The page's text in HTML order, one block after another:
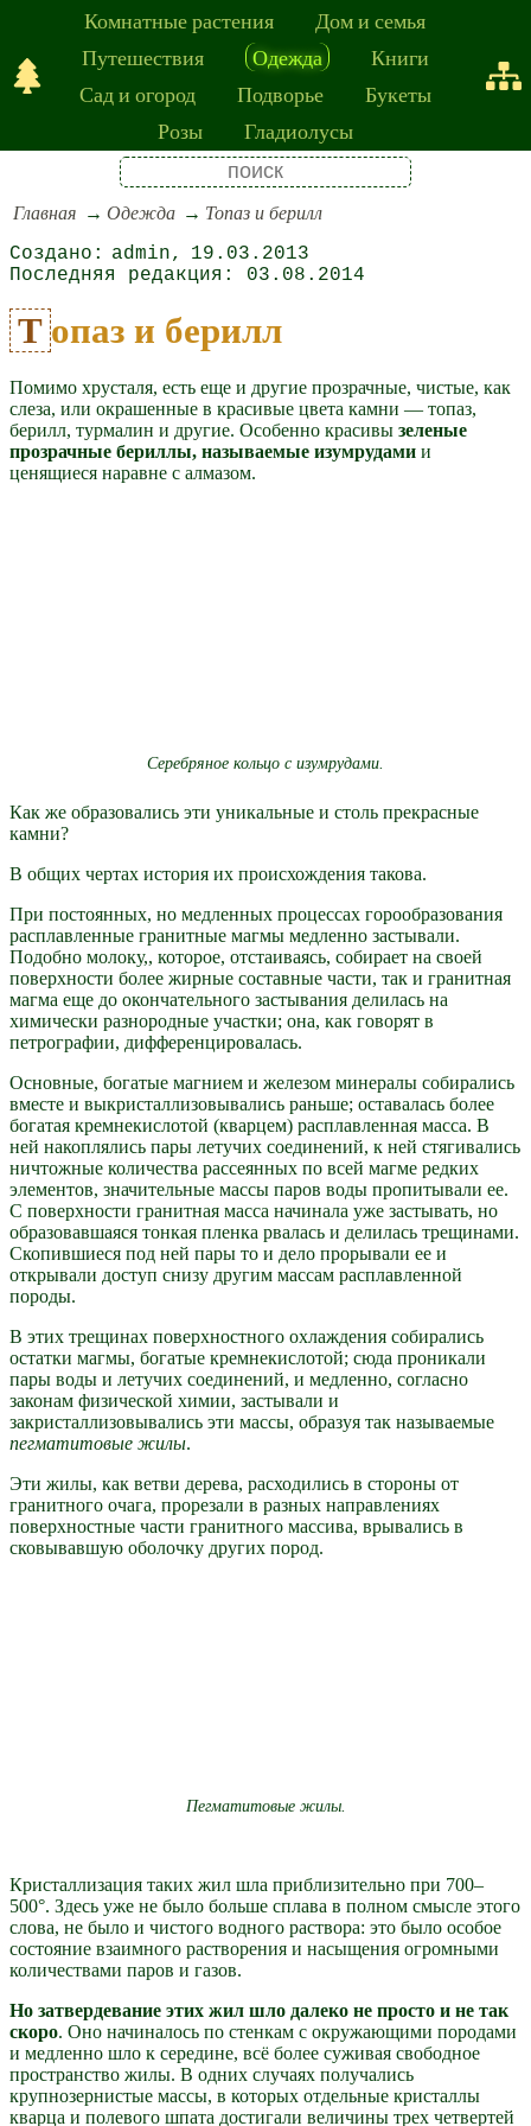
Комнатные растения
Дом и семья
Путешествия
Одежда
Книги
Сад и огород
Подворье
Букеты
Розы
Гладиолусы
Главная Одежда Топаз и берилл
admin
19.03.2013
03.08.2014
Топаз и берилл
Помимо хрусталя, есть еще и другие прозрачные, чистые, как
слеза, или окрашенные в красивые цвета камни — топаз,
берилл, турмалин и другие. Особенно красивы зеленые
прозрачные бериллы, называемые изумрудами и
ценящиеся наравне с алмазом.
Серебряное кольцо с изумрудами.
Как же образовались эти уникальные и столь прекрасные
камни?
В общих чертах история их происхождения такова.
При постоянных, но медленных процессах горообразования
расплавленные гранитные магмы медленно застывали.
Подобно молоку,, которое, отстаиваясь, собирает на своей
поверхности более жирные составные части, так и гранитная
магма еще до окончательного застывания делилась на
химически разнородные участки; она, как говорят в
петрографии, дифференцировалась.
Основные, богатые магнием и железом минералы собирались
вместе и выкристаллизовывались раньше; оставалась более
богатая кремнекислотой (кварцем) расплавленная масса. В
ней накоплялись пары летучих соединений, к ней стягивались
ничтожные количества рассеянных по всей магме редких
элементов, значительные массы паров воды пропитывали ее.
С поверхности гранитная масса начинала уже застывать, но
образовавшаяся тонкая пленка рвалась и делилась трещинами.
Скопившиеся под ней пары то и дело прорывали ее и
открывали доступ снизу другим массам расплавленной
породы.
В этих трещинах поверхностного охлаждения собирались
остатки магмы, богатые кремнекислотой; сюда проникали
пары воды и летучих соединений, и медленно, согласно
законам физической химии, застывали и
закристаллизовывались эти массы, образуя так называемые
пегматитовые жилы.
Эти жилы, как ветви дерева, расходились в стороны от
гранитного очага, прорезали в разных направлениях
поверхностные части гранитного массива, врывались в
сковывавшую оболочку других пород.
Пегматитовые жилы.
Кристаллизация таких жил шла приблизительно при 700–
500°. Здесь уже не было больше сплава в полном смысле этого
слова, не было и чистого водного раствора: это было особое
состояние взаимного растворения и насыщения огромными
количествами паров и газов.
Но затвердевание этих жил шло далеко не просто и не так
скоро. Оно начиналось по стенкам с окружающими породами
и медленно шло к середине, всё более суживая свободное
пространство жилы. В одних случаях получались
крупнозернистые массы, в которых отдельные кристаллы
кварца и полевого шпата достигали величины трех четвертей